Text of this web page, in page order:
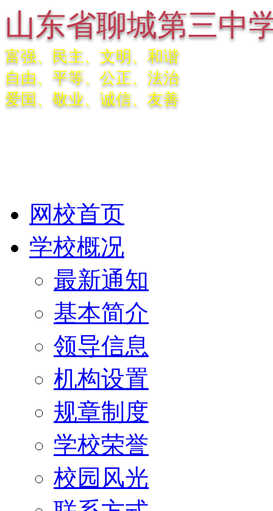
山东省聊城第三中
富强、民主、文明、和谐
自由、平等、公正、法治
爱国、敬业、诚信、友善
网校首页
学校概况
最新通知
基本简介
领导信息
机构设置
规章制度
学校荣誉
校园风光